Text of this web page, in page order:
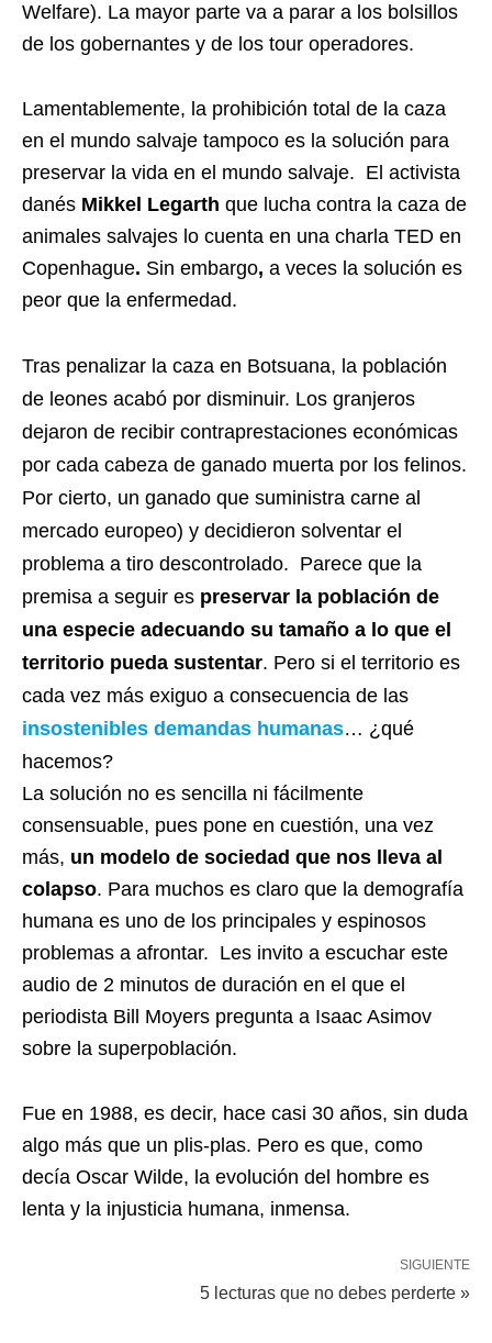
Welfare). La mayor parte va a parar a los bolsillos
de los gobernantes y de los tour operadores.
Lamentablemente, la prohibición total de la caza
en el mundo salvaje tampoco es la solución para
preservar la vida en el mundo salvaje. El activista
danés Mikkel Legarth que lucha contra la caza de
animales salvajes lo cuenta en una charla TED en
Copenhague. Sin embargo, a veces la solución es
peor que la enfermedad.
Tras penalizar la caza en Botsuana, la población
de leones acabó por disminuir. Los granjeros
dejaron de recibir contraprestaciones económicas
por cada cabeza de ganado muerta por los felinos.
Por cierto, un ganado que suministra carne al
mercado europeo) y decidieron solventar el
problema a tiro descontrolado. Parece que la
premisa a seguir es preservar la población de
una especie adecuando su tamaño a lo que el
territorio pueda sustentar. Pero si el territorio es
cada vez más exiguo a consecuencia de las
insostenibles demandas humanas… ¿qué
hacemos?
La solución no es sencilla ni fácilmente
consensuable, pues pone en cuestión, una vez
más, un modelo de sociedad que nos lleva al
colapso. Para muchos es claro que la demografía
humana es uno de los principales y espinosos
problemas a afrontar. Les invito a escuchar este
audio de 2 minutos de duración en el que el
periodista Bill Moyers pregunta a Isaac Asimov
sobre la superpoblación.
Fue en 1988, es decir, hace casi 30 años, sin duda
algo más que un plis-plas. Pero es que, como
decía Oscar Wilde, la evolución del hombre es
lenta y la injusticia humana, inmensa.
SIGUIENTE
5 lecturas que no debes perderte »